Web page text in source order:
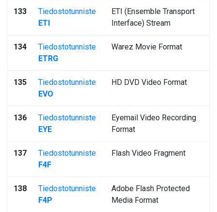
133
Tiedostotunniste
ETI
ETI (Ensemble Transport
Interface) Stream
134
Tiedostotunniste
ETRG
Warez Movie Format
135
Tiedostotunniste
EVO
HD DVD Video Format
136
Tiedostotunniste
EYE
Eyemail Video Recording
Format
137
Tiedostotunniste
F4F
Flash Video Fragment
138
Tiedostotunniste
F4P
Adobe Flash Protected
Media Format